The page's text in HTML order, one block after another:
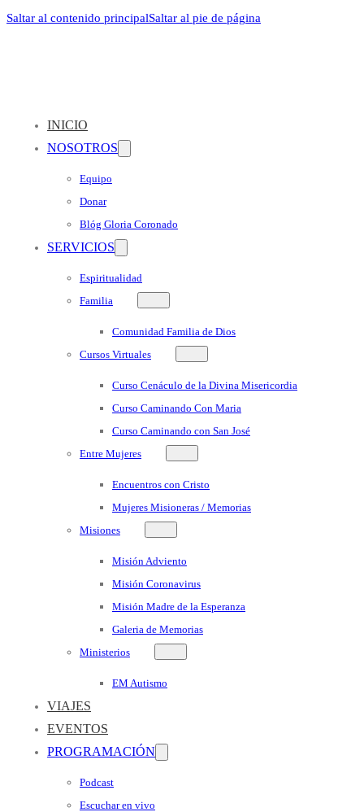
Saltar al contenido principalSaltar al pie de página
INICIO
NOSOTROS
Equipo
Donar
Blóg Gloria Coronado
SERVICIOS
Espiritualidad
Familia
Comunidad Familia de Dios
Cursos Virtuales
Curso Cenáculo de la Divina Misericordia
Curso Caminando Con Maria
Curso Caminando con San José
Entre Mujeres
Encuentros con Cristo
Mujeres Misioneras / Memorias
Misiones
Misión Adviento
Misión Coronavirus
Misión Madre de la Esperanza
Galeria de Memorias
Ministerios
EM Autismo
VIAJES
EVENTOS
PROGRAMACIÓN
Podcast
Escuchar en vivo